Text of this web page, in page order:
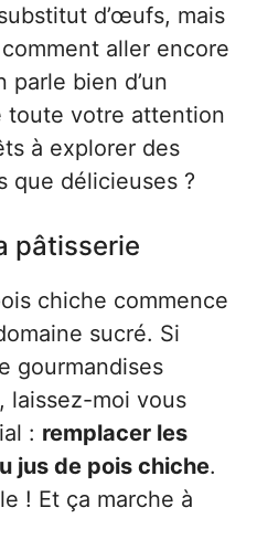
d’œufs, mais
aller encore
parle bien d’un
toute votre attention
à explorer des
que délicieuses ?
pâtisserie
chiche commence
sucré. Si
gourmandises
laissez-moi vous
: remplacer les
jus de pois chiche.
! Et ça marche à